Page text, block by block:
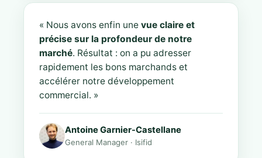
« Nous avons enfin une vue claire et
précise sur la profondeur de notre
marché. Résultat : on a pu adresser
rapidement les bons marchands et
accélérer notre développement
commercial. »
Antoine Garnier-Castellane
General Manager · Isifid